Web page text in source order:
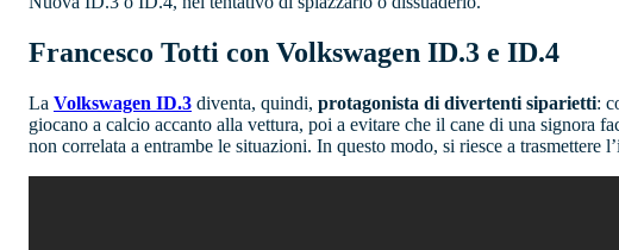
Francesco Totti con Volkswagen ID.3 e ID.4
La Volkswagen ID.3 diventa, quindi, protagonista di divertenti siparietti:
giocano a calcio accanto alla vettura, poi a evitare che il cane di una signora
non correlata a entrambe le situazioni. In questo modo, si riesce a